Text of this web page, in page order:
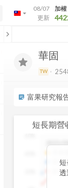
arrow_drop_down
08/07
更新
加權
華固
TW
sticky_note_2 富果研究報
短長期營
2025/
近3
近透
chevron_left